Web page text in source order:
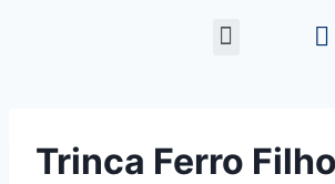
Trinca Ferro